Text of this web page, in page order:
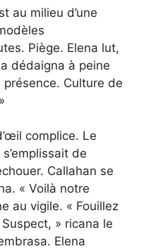
au milieu d’une
Piège. Elena lut,
dédaigna à peine
présence. Culture de
complice. Le
de
Callahan se
« Voilà notre
au vigile. « Fouillez
» ricana le
Elena